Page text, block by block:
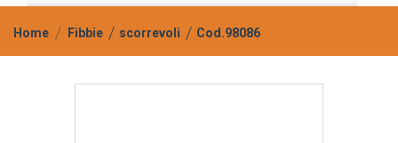
Home Fibbie scorrevoli Cod.98086